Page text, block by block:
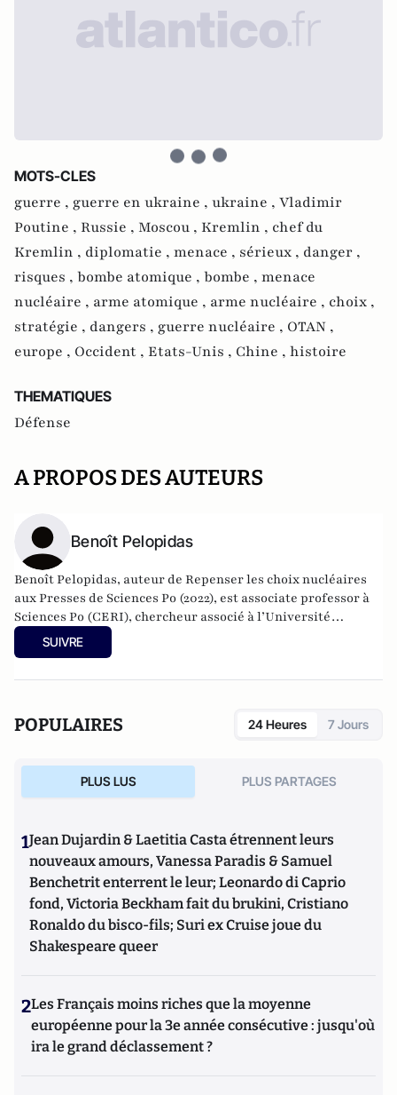
MOTS-CLES
guerre , guerre en ukraine , ukraine , Vladimir
Poutine , Russie , Moscou , Kremlin , chef du
Kremlin , diplomatie , menace , sérieux , danger ,
risques , bombe atomique , bombe , menace
nucléaire , arme atomique , arme nucléaire , choix ,
stratégie , dangers , guerre nucléaire , OTAN ,
europe , Occident , Etats-Unis , Chine , histoire
THEMATIQUES
Défense
A PROPOS DES AUTEURS
Benoît Pelopidas
Benoît Pelopidas, auteur de Repenser les choix nucléaires
aux Presses de Sciences Po (2022), est associate professor à
Sciences Po (CERI), chercheur associé à l’Université
Stanford et lauréat d’un financement quinquennal du
Conseil Européen de la Recherche (ERC) sur les choix
le conflit d’intérêts en n’acceptant des financements que sur
recherche conduite.
SUIVRE
POPULAIRES 24 Heures 7 Jours
PLUS LUS PLUS PARTAGES
1Jean Dujardin & Laetitia Casta étrennent leurs
nouveaux amours, Vanessa Paradis & Samuel
Benchetrit enterrent le leur; Leonardo di Caprio
fond, Victoria Beckham fait du brukini, Cristiano
Ronaldo du bisco-fils; Suri ex Cruise joue du
Shakespeare queer
2Les Français moins riches que la moyenne
européenne pour la 3e année consécutive : jusqu'où
ira le grand déclassement ?